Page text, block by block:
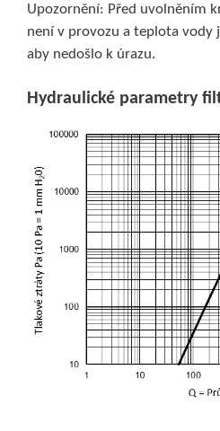
Upozornění: Před uvolněním
není v provozu a teplota vody
aby nedošlo k úrazu.
Hydraulické parametry